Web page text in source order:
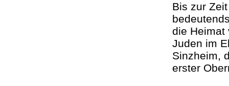
Bis zur
die
Juden im
Sinzheim,
erster